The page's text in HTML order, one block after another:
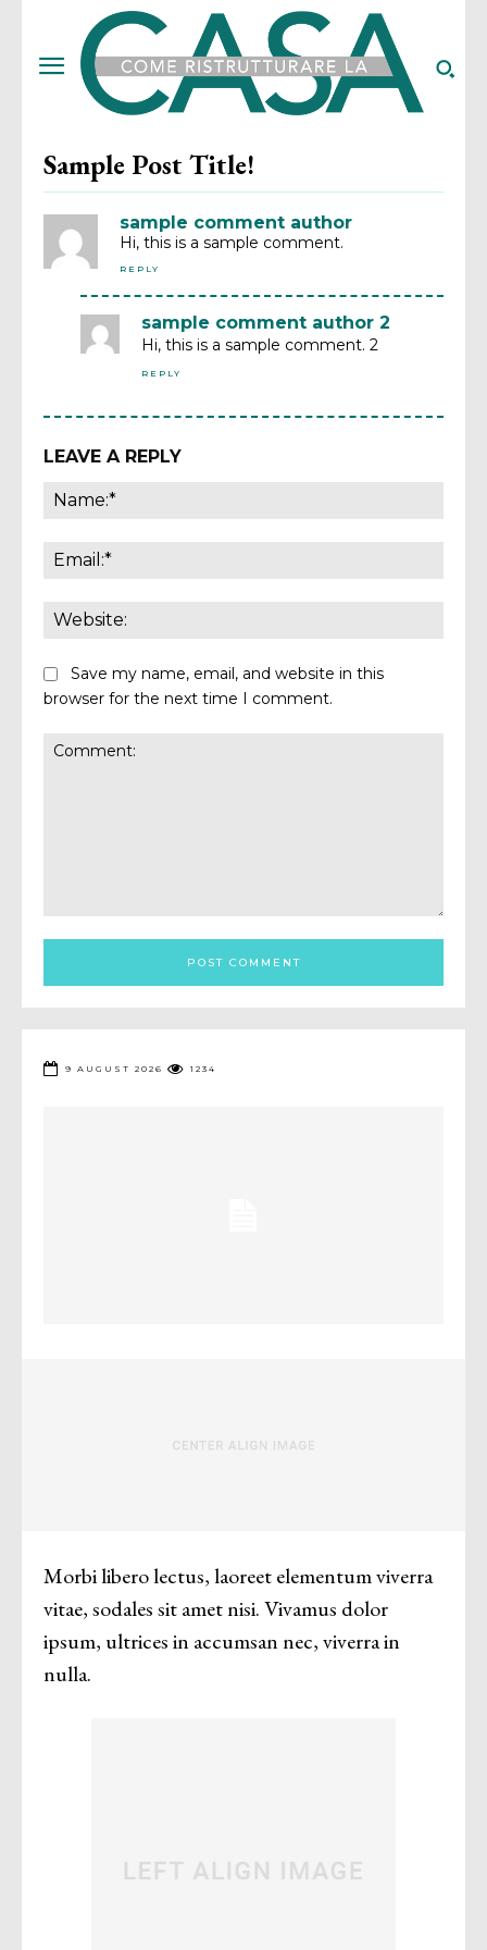
9 AUGUST 2026 1234
Morbi libero lectus, laoreet elementum viverra
vitae, sodales sit amet nisi. Vivamus dolor
ipsum, ultrices in accumsan nec, viverra in
nulla.
Sample Post Title!
sample comment author
Hi, this is a sample comment.
REPLY
sample comment author 2
Hi, this is a sample comment. 2
REPLY
LEAVE A REPLY
Save my name, email, and website in this
browser for the next time I comment.